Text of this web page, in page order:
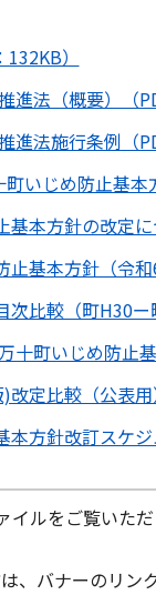
）
法（概要）（
法施行条例（
いじめ防止基本
本方針の改定に
基本方針（令和
比較（町H30ー
町いじめ防止基
定比較（公表用
方針改訂スケジ
イルをご覧いた
、バナーのリン